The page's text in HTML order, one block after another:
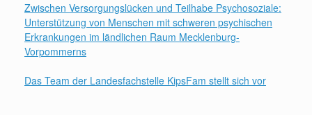
Zwischen Versorgungslücken und Teilhabe Psychosoziale:
Unterstützung von Menschen mit schweren psychischen
Erkrankungen im ländlichen Raum Mecklenburg-
Vorpommerns
Das Team der Landesfachstelle KipsFam stellt sich vor